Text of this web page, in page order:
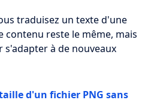
traduisez un texte d'une
contenu reste le même, mais
à de nouveaux
d'un fichier PNG sans